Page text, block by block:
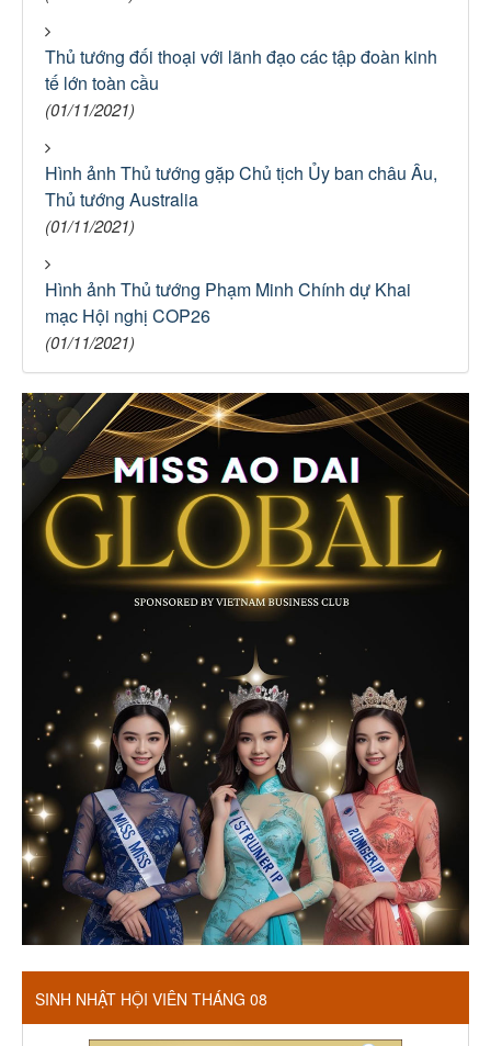
Thủ tướng đối thoại với lãnh đạo các tập đoàn kinh
tế lớn toàn cầu
(01/11/2021)
Hình ảnh Thủ tướng gặp Chủ tịch Ủy ban châu Âu,
Thủ tướng Australia
(01/11/2021)
Hình ảnh Thủ tướng Phạm Minh Chính dự Khai
mạc Hội nghị COP26
(01/11/2021)
SINH NHẬT HỘI VIÊN THÁNG 08